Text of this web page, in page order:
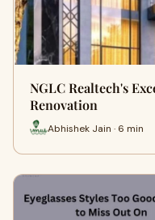
NGLC Realtech's
Renovation
Abhishek Jain · 6 min